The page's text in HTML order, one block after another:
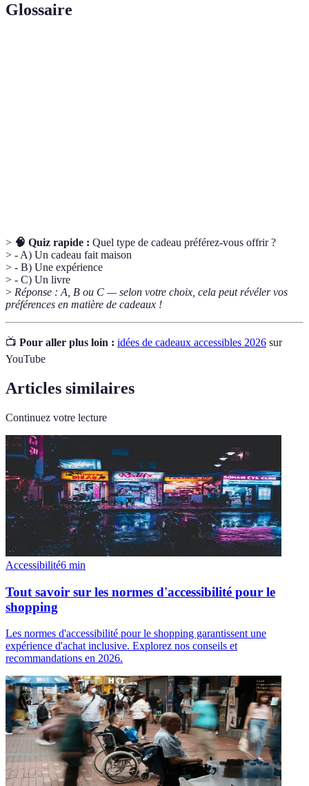
Glossaire
> 🧠 Quiz rapide : Quel type de cadeau préférez-vous offrir ?
> - A) Un cadeau fait maison
> - B) Une expérience
> - C) Un livre
> Réponse : A, B ou C — selon votre choix, cela peut révéler vos
préférences en matière de cadeaux !
📺 Pour aller plus loin : idées de cadeaux accessibles 2026 sur
YouTube
Articles similaires
Continuez votre lecture
Accessibilité6 min
Tout savoir sur les normes d'accessibilité pour le
shopping
Les normes d'accessibilité pour le shopping garantissent une
expérience d'achat inclusive. Explorez nos conseils et
recommandations en 2026.